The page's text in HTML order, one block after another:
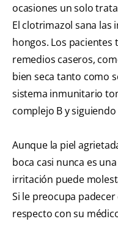
ocasiones un solo
El clotrimazol sana las
hongos. Los
remedios caseros,
bien seca tanto como
sistema inmunitario
complejo B y
Aunque la piel
boca casi nunca es
irritación puede
Si le preocupa
respecto con su